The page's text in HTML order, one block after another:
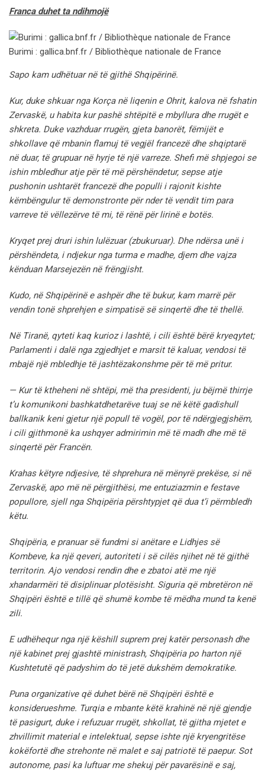
Franca duhet ta ndihmojë
Burimi : gallica.bnf.fr / Bibliothèque nationale de France
Sapo kam udhëtuar në të gjithë Shqipërinë.
Kur, duke shkuar nga Korça në liqenin e Ohrit, kalova në fshatin
Zervaskë, u habita kur pashë shtëpitë e mbyllura dhe rrugët e
shkreta. Duke vazhduar rrugën, gjeta banorët, fëmijët e
shkollave që mbanin flamuj të vegjël francezë dhe shqiptarë
në duar, të grupuar në hyrje të një varreze. Shefi më shpjegoi se
ishin mbledhur atje për të më përshëndetur, sepse atje
pushonin ushtarët francezë dhe populli i rajonit kishte
këmbëngulur të demonstronte për nder të vendit tim para
varreve të vëllezërve të mi, të rënë për lirinë e botës.
Kryqet prej druri ishin lulëzuar (zbukuruar). Dhe ndërsa unë i
përshëndeta, i ndjekur nga turma e madhe, djem dhe vajza
kënduan Marsejezën në frëngjisht.
Kudo, në Shqipërinë e ashpër dhe të bukur, kam marrë për
vendin tonë shprehjen e simpatisë së sinqertë dhe të thellë.
Në Tiranë, qyteti kaq kurioz i lashtë, i cili është bërë kryeqytet;
Parlamenti i dalë nga zgjedhjet e marsit të kaluar, vendosi të
mbajë një mbledhje të jashtëzakonshme për të më pritur.
— Kur të ktheheni në shtëpi, më tha presidenti, ju bëjmë thirrje
t’u komunikoni bashkatdhetarëve tuaj se në këtë gadishull
ballkanik keni gjetur një popull të vogël, por të ndërgjegjshëm,
i cili gjithmonë ka ushqyer admirimin më të madh dhe më të
sinqertë për Francën.
Krahas këtyre ndjesive, të shprehura në mënyrë prekëse, si në
Zervaskë, apo më në përgjithësi, me entuziazmin e festave
popullore, sjell nga Shqipëria përshtypjet që dua t’i përmbledh
këtu.
Shqipëria, e pranuar së fundmi si anëtare e Lidhjes së
Kombeve, ka një qeveri, autoriteti i së cilës njihet në të gjithë
territorin. Ajo vendosi rendin dhe e zbatoi atë me një
xhandarmëri të disiplinuar plotësisht. Siguria që mbretëron në
Shqipëri është e tillë që shumë kombe të mëdha mund ta kenë
zili.
E udhëhequr nga një këshill suprem prej katër personash dhe
një kabinet prej gjashtë ministrash, Shqipëria po harton një
Kushtetutë që padyshim do të jetë dukshëm demokratike.
Puna organizative që duhet bërë në Shqipëri është e
konsiderueshme. Turqia e mbante këtë krahinë në një gjendje
të pasigurt, duke i refuzuar rrugët, shkollat, të gjitha mjetet e
zhvillimit material e intelektual, sepse ishte një kryengritëse
kokëfortë dhe strehonte në malet e saj patriotë të paepur. Sot
autonome, pasi ka luftuar me shekuj për pavarësinë e saj,